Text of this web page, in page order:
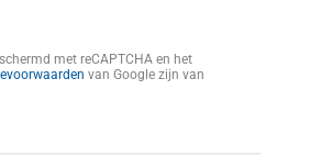
met reCAPTCHA en het
van Google zijn van